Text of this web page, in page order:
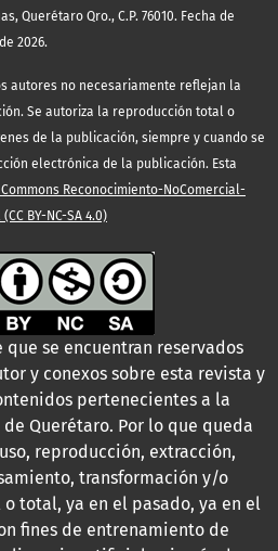
Querétaro Qro., C.P. 76010. Fecha de
2026.
autores no necesariamente reflejan la
Se autoriza la reproducción total o
de la publicación, siempre y cuando se
electrónica de la publicación. Esta
Reconocimiento-NoComercial-
BY-NC-SA 4.0)
se encuentran reservados
y conexos sobre esta revista y
pertenecientes a la
Querétaro. Por lo que queda
reproducción, extracción,
transformación y/o
total, ya en el pasado, ya en el
fines de entrenamiento de